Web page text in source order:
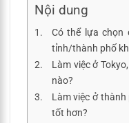
Nội dung
Có thể lựa chọn
tỉnh/thành phố
Làm việc ở
nào?
Làm việc ở
tốt hơn?